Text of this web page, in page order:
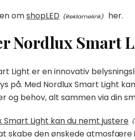
omshopLED her.
Nordlux Smart
Light er en innovativ
på. Med Nordlux Smart Light
og behov, alt sammen via din
Smart Light kan du nemt justere
skabe den ønskede atmosfære